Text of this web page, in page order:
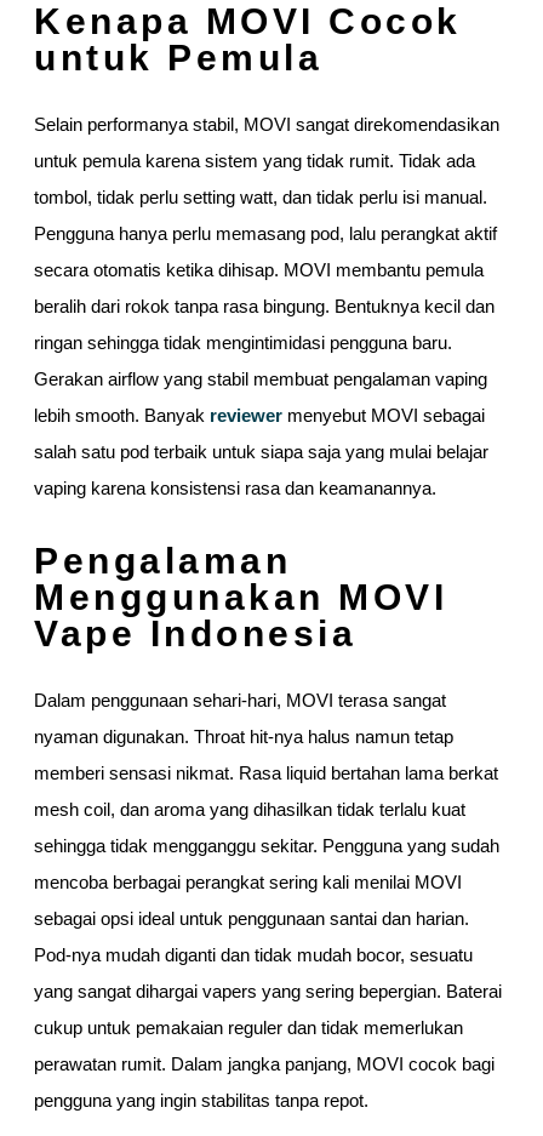
Kenapa MOVI Cocok
untuk Pemula
Selain performanya stabil, MOVI sangat direkomendasikan
untuk pemula karena sistem yang tidak rumit. Tidak ada
tombol, tidak perlu setting watt, dan tidak perlu isi manual.
Pengguna hanya perlu memasang pod, lalu perangkat aktif
secara otomatis ketika dihisap. MOVI membantu pemula
beralih dari rokok tanpa rasa bingung. Bentuknya kecil dan
ringan sehingga tidak mengintimidasi pengguna baru.
Gerakan airflow yang stabil membuat pengalaman vaping
lebih smooth. Banyak reviewer menyebut MOVI sebagai
salah satu pod terbaik untuk siapa saja yang mulai belajar
vaping karena konsistensi rasa dan keamanannya.
Pengalaman
Menggunakan MOVI
Vape Indonesia
Dalam penggunaan sehari-hari, MOVI terasa sangat
nyaman digunakan. Throat hit-nya halus namun tetap
memberi sensasi nikmat. Rasa liquid bertahan lama berkat
mesh coil, dan aroma yang dihasilkan tidak terlalu kuat
sehingga tidak mengganggu sekitar. Pengguna yang sudah
mencoba berbagai perangkat sering kali menilai MOVI
sebagai opsi ideal untuk penggunaan santai dan harian.
Pod-nya mudah diganti dan tidak mudah bocor, sesuatu
yang sangat dihargai vapers yang sering bepergian. Baterai
cukup untuk pemakaian reguler dan tidak memerlukan
perawatan rumit. Dalam jangka panjang, MOVI cocok bagi
pengguna yang ingin stabilitas tanpa repot.